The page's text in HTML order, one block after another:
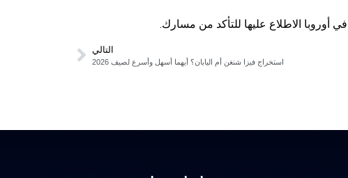
الاطلاع عليها للتأكد من مسارك.
التالي
استخراج فيزا شنغن أم اليابان؟ أيهما أسهل وأسرع لصيف 2026